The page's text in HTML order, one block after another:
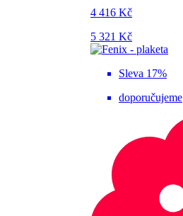
4 416 Kč
5 321 Kč
Sleva 17%
doporučujeme